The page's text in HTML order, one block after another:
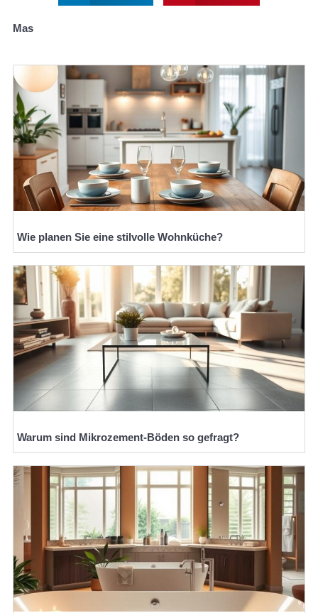
Mas
Wie planen Sie eine stilvolle Wohnküche?
Warum sind Mikrozement-Böden so gefragt?